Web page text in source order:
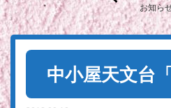
お知ら
中小屋天文台